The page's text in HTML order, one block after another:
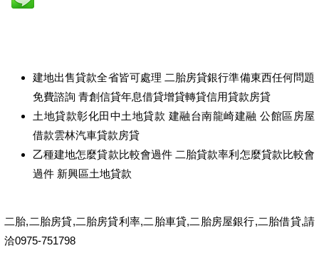
建地出售貸款全省皆可處理 二胎房貸銀行準備東西任何問題
免費諮詢 青創信貸年息借貸增貸轉貸信用貸款房貸
土地貸款彰化田中土地貸款 建融台南龍崎建融 公館區房屋
借款雲林汽車貸款房貸
乙種建地怎麼貸款比較會過件 二胎貸款率利怎麼貸款比較會
過件 新興區土地貸款
二胎,二胎房貸,二胎房貸利率,二胎車貸,二胎房屋銀行,二胎借貸,請
洽0975-751798